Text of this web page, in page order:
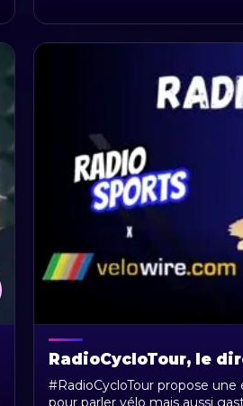
RadioCycloTour, le
#RadioCycloTour propose
pour parler vélo mais aussi